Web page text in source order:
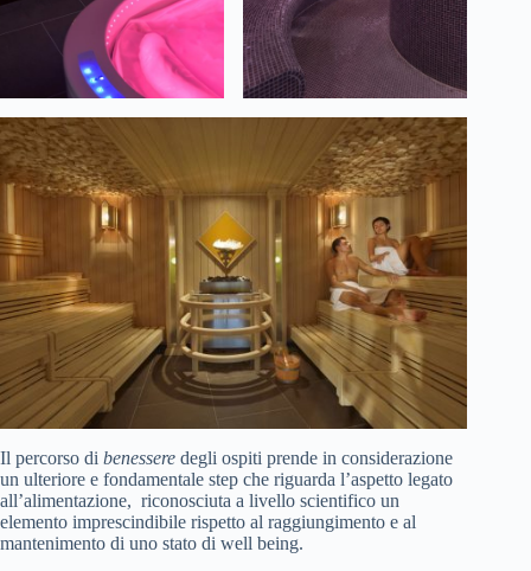
Il percorso di benessere degli ospiti prende in considerazione
un ulteriore e fondamentale step che riguarda l’aspetto legato
all’alimentazione, riconosciuta a livello scientifico un
elemento imprescindibile rispetto al raggiungimento e al
mantenimento di uno stato di well being.